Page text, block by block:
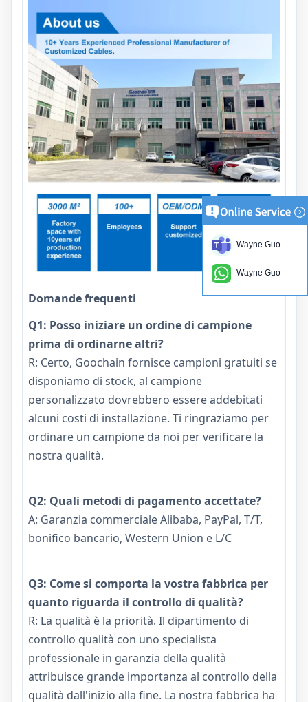
Domande frequenti
Q1: Posso iniziare un ordine di campione
prima di ordinarne altri?
R: Certo, Goochain fornisce campioni gratuiti se
disponiamo di stock, al campione
personalizzato dovrebbero essere addebitati
alcuni costi di installazione. Ti ringraziamo per
ordinare un campione da noi per verificare la
nostra qualità.
Q2: Quali metodi di pagamento accettate?
A: Garanzia commerciale Alibaba, PayPal, T/T,
bonifico bancario, Western Union e L/C
Q3: Come si comporta la vostra fabbrica per
quanto riguarda il controllo di qualità?
R: La qualità è la priorità. Il dipartimento di
controllo qualità con uno specialista
professionale in garanzia della qualità
attribuisce grande importanza al controllo della
qualità dall'inizio alla fine. La nostra fabbrica ha
Wayne Guo
Wayne Guo